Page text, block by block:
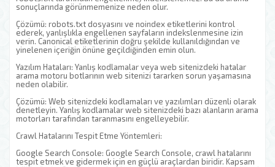
sonuçlarında görünmemenize neden olur.
Çözümü: robots.txt dosyasını ve noindex etiketlerini kontrol
ederek, yanlışlıkla engellenen sayfaların indekslenmesine izin
verin. Canonical etiketlerinin doğru şekilde kullanıldığından ve
yinelenen içeriğin önüne geçildiğinden emin olun.
Yazılım Hataları: Yanlış kodlamalar veya web sitenizdeki hatalar
arama motoru botlarının web sitenizi tararken sorun yaşamasına
neden olabilir.
Çözümü: Web sitenizdeki kodlamaları ve yazılımları düzenli olarak
denetleyin. Yanlış kodlamalar web sitenizdeki bazı alanların arama
motorları tarafından taranmasını engelleyebilir.
Crawl Hatalarını Tespit Etme Yöntemleri:
Google Search Console: Google Search Console, crawl hatalarını
tespit etmek ve gidermek için en güçlü araçlardan biridir. Kapsam